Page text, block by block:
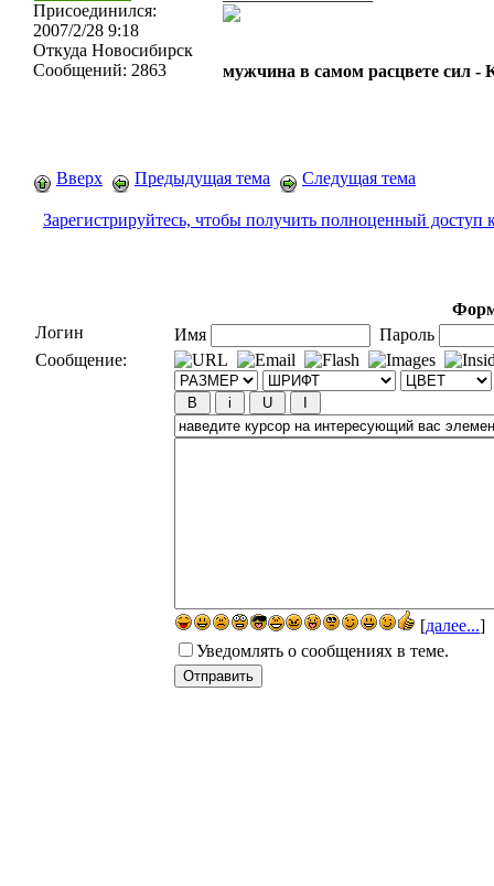
Присоединился:
2007/2/28 9:18
Откуда Новосибирск
Сообщений: 2863 мужчина в самом расцвете сил -
Вверх Предыдущая тема Следущая тема
Зарегистрируйтесь, чтобы получить полноценный доступ
Логин
Имя
Пароль
Сообщение:
[далее...]
Уведомлять о сообщениях в теме.